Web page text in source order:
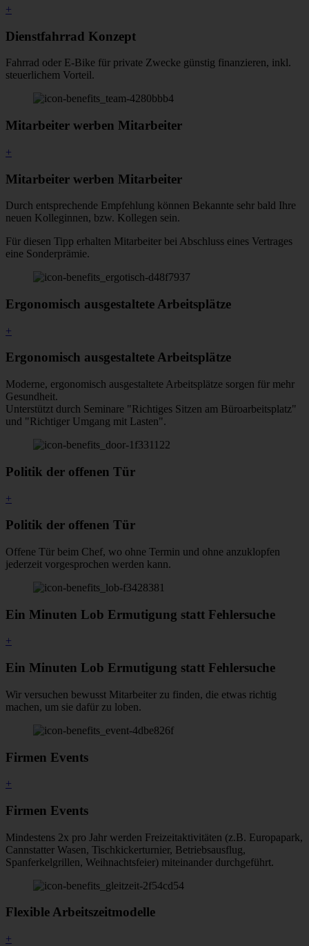
+
Dienstfahrrad Konzept
Fahrrad oder E-Bike für private Zwecke günstig finanzieren, inkl.
steuerlichem Vorteil.
Mitarbeiter werben Mitarbeiter
+
Mitarbeiter werben Mitarbeiter
Durch entsprechende Empfehlung können Bekannte sehr bald Ihre
neuen Kolleginnen, bzw. Kollegen sein.
Für diesen Tipp erhalten Mitarbeiter bei Abschluss eines Vertrages
eine Sonderprämie.
Ergonomisch ausgestaltete Arbeitsplätze
+
Ergonomisch ausgestaltete Arbeitsplätze
Moderne, ergonomisch ausgestaltete Arbeitsplätze sorgen für mehr
Gesundheit.
Unterstützt durch Seminare "Richtiges Sitzen am Büroarbeitsplatz"
und "Richtiger Umgang mit Lasten".
Politik der offenen Tür
+
Politik der offenen Tür
Offene Tür beim Chef, wo ohne Termin und ohne anzuklopfen
jederzeit vorgesprochen werden kann.
Ein Minuten Lob Ermutigung statt Fehlersuche
+
Ein Minuten Lob Ermutigung statt Fehlersuche
Wir versuchen bewusst Mitarbeiter zu finden, die etwas richtig
machen, um sie dafür zu loben.
Firmen Events
+
Firmen Events
Mindestens 2x pro Jahr werden Freizeitaktivitäten (z.B. Europapark,
Cannstatter Wasen, Tischkickerturnier, Betriebsausflug,
Spanferkelgrillen, Weihnachtsfeier) miteinander durchgeführt.
Flexible Arbeitszeitmodelle
+